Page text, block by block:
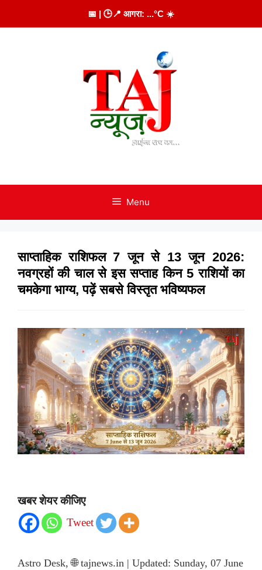
to
📅 | 🕒📍 आगरा: ...°C ☀️
Menu
साप्ताहिक राशिफल 7 जून से 13 जून 2026:
नवग्रहों की चाल से इस सप्ताह किन 5 राशियों का
चमकेगा भाग्य, पढ़ें सबसे विस्तृत भविष्यफल
खबर शेयर कीजिए
Tweet
Astro Desk, 🌐 tajnews.in | Updated: Sunday, 07 June